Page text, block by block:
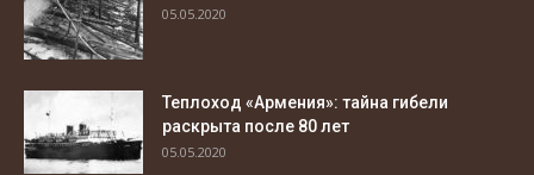
05.05.2020
Теплоход «Армения»: тайна гибели
раскрыта после 80 лет
05.05.2020